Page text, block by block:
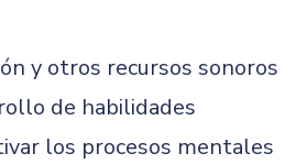
y otros recursos sonoros
de habilidades
los procesos mentales